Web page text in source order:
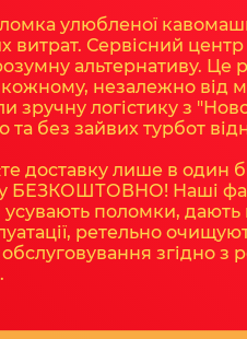
улюбленої
витрат. Сервісний
альтернативу. Це
незалежно від
зручну логістику з
та без зайвих турбот
доставку лише в один
БЕЗКОШТОВНО! Наші
усувають поломки,
ретельно
згідно з